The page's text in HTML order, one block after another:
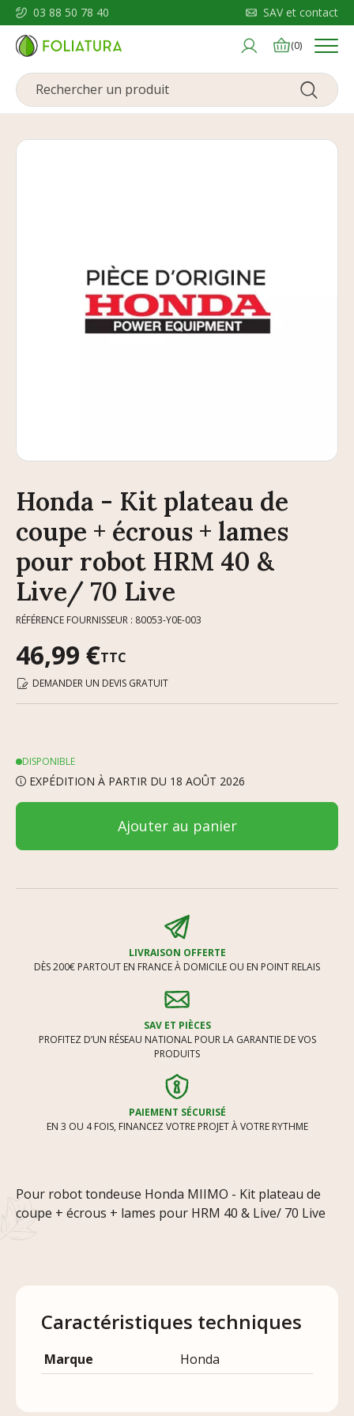
03 88 50 78 40 SAV et contact
(0) Menu
Honda - Kit plateau de
coupe + écrous + lames
pour robot HRM 40 &
Live/ 70 Live
RÉFÉRENCE FOURNISSEUR : 80053-Y0E-003
46,99 €TTC
DEMANDER UN DEVIS GRATUIT
DISPONIBLE
EXPÉDITION À PARTIR DU 18 AOÛT 2026
Ajouter au panier
LIVRAISON OFFERTE
DÈS 200€ PARTOUT EN FRANCE À DOMICILE OU EN POINT RELAIS
SAV ET PIÈCES
PROFITEZ D’UN RÉSEAU NATIONAL POUR LA GARANTIE DE VOS
PRODUITS
PAIEMENT SÉCURISÉ
EN 3 OU 4 FOIS, FINANCEZ VOTRE PROJET À VOTRE RYTHME
Pour robot tondeuse Honda MIIMO - Kit plateau de
coupe + écrous + lames pour HRM 40 & Live/ 70 Live
Caractéristiques techniques
Marque Honda